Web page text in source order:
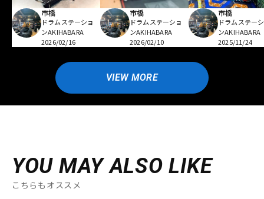
市橋
ドラムステーショ
ンAKIHABARA
2026/02/16
市橋
ドラムステーショ
ンAKIHABARA
2026/02/10
市橋
ドラムステー
ンAKIHABARA
2025/11/24
VIEW MORE
YOU MAY ALSO LIKE
こちらもオススメ